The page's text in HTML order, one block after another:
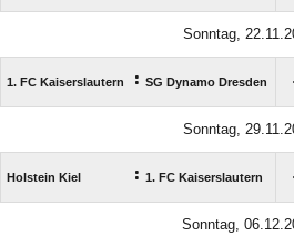
Sonntag,
1. FC Kaiserslautern : SG Dynamo Dresden
Sonntag,
Holstein Kiel : 1. FC Kaiserslautern
Sonntag,